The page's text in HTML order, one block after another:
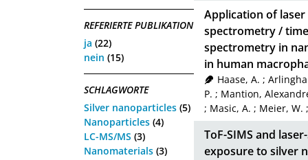
REFERIERTE PUBLIKATION
ja (22)
nein (15)
SCHLAGWORTE
Silver nanoparticles (5)
Nanoparticles (4)
LC-MS/MS (3)
Nanomaterials (3)
Application of
spectrometry /
spectrometry in
in human
Haase, A. ;
P. ; Mantion,
; Masic, A. ; Meier, W.
ToF-SIMS and
exposure to silver